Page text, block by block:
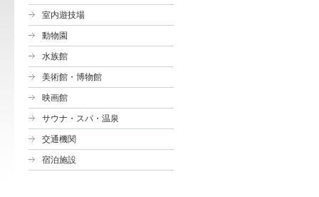
室内遊技場
動物園
水族館
美術館・博物館
映画館
サウナ・スパ・温泉
交通機関
宿泊施設